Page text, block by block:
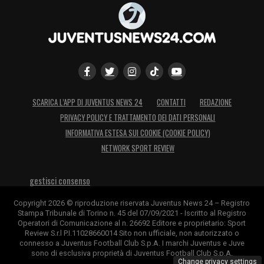
ULTIMA STAGIONE – «Abbiamo sofferto
tanto per l’extra campo. Per questo
vogliamo vincere e dimostrare che siamo la
Juventus. Siamo meno esperti, ma con più
energia e voglia di fare».
CASI POGBA E FAGIOLI –
«In questi casi
non è mai semplice, sono giocatori forti che
possono darci una mano ed è difficile non
la squadra, ha esperienza e dà entusiasmo,
Fagioli si allena molto. Ma è sempre
difficile».
LOCATELLI –«Se vieni dal Sassuolo a un
SCARICA L’APP DI JUVENTUS NEWS 24 CONTATTI
REDAZIONE
PRIVACY POLICY E TRATTAMENTO DEI DATI PERSONALI
INFORMATIVA ESTESA SUI COOKIE (COOKIE POLICY)
NETWORK SPORT REVIEW
gestisci consenso
Copyright 2026 © riproduzione riservata Juventus News 24 – Registro
Stampa Tribunale di Torino n. 45 del 07/09/2021 - Iscritto al Registro
Operatori di Comunicazione al n. 26692 Editore e proprietario: Sport
Review S.r.l P.I.11028660014 Sito non ufficiale, non autorizzato o
connesso a Juventus Football Club S.p.A. I marchi Juventus e Juve
sono di esclusiva proprietà di Juventus Football Club S.p.A.
Change privacy settings